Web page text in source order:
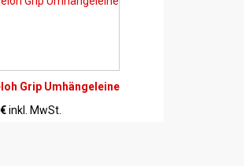
Grip Umhängeleine
inkl. MwSt.